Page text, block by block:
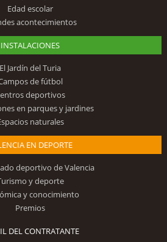
Edad escolar
acontecimientos
INSTALACIONES
El Jardín del Turia
de fútbol
deportivos
en parques y jardines
naturales
EN DEPORTE
deportivo de Valencia
y deporte
y conocimiento
Premios
DEL CONTRATANTE